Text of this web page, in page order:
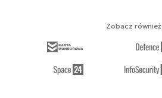
Zobacz również